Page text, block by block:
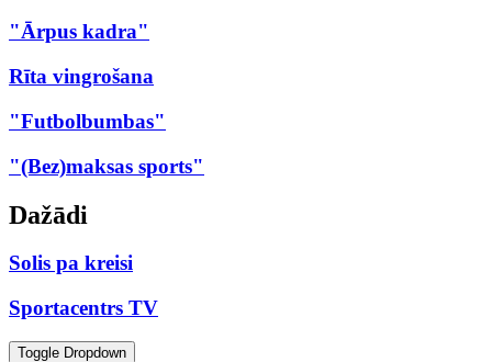
"Ārpus kadra"
Rīta vingrošana
"Futbolbumbas"
"(Bez)maksas sports"
Dažādi
Solis pa kreisi
Sportacentrs TV
Toggle Dropdown